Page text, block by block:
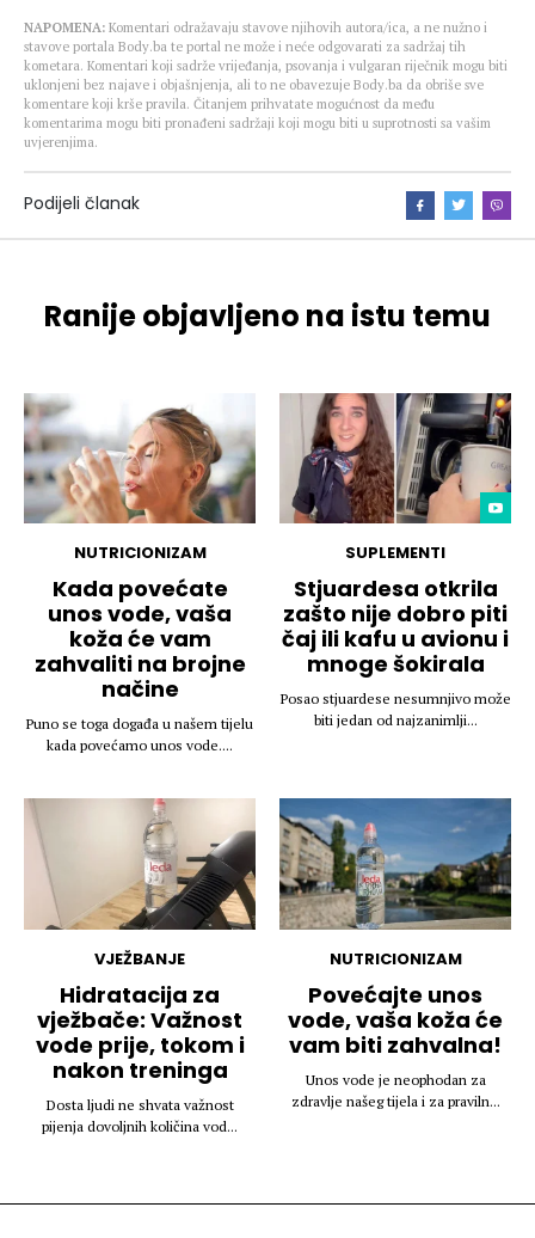
NAPOMENA: Komentari odražavaju stavove njihovih autora/ica, a ne nužno i
stavove portala Body.ba te portal ne može i neće odgovarati za sadržaj tih
kometara. Komentari koji sadrže vrijeđanja, psovanja i vulgaran riječnik mogu biti
uklonjeni bez najave i objašnjenja, ali to ne obavezuje Body.ba da obriše sve
komentare koji krše pravila. Čitanjem prihvatate mogućnost da među
komentarima mogu biti pronađeni sadržaji koji mogu biti u suprotnosti sa vašim
uvjerenjima.
Podijeli članak
Ranije objavljeno na istu temu
NUTRICIONIZAM
Kada povećate
unos vode, vaša
koža će vam
zahvaliti na brojne
načine
Puno se toga događa u našem tijelu
kada povećamo unos vode....
SUPLEMENTI
Stjuardesa otkrila
zašto nije dobro piti
čaj ili kafu u avionu i
mnoge šokirala
Posao stjuardese nesumnjivo može
biti jedan od najzanimlji...
VJEŽBANJE
Hidratacija za
vježbače: Važnost
vode prije, tokom i
nakon treninga
Dosta ljudi ne shvata važnost
pijenja dovoljnih količina vod...
NUTRICIONIZAM
Povećajte unos
vode, vaša koža će
vam biti zahvalna!
Unos vode je neophodan za
zdravlje našeg tijela i za praviln...